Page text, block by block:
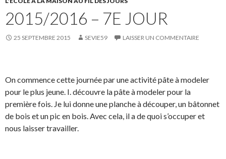
2015/2016 – 7E JOUR
25 SEPTEMBRE 2015 SEVIE59 LAISSER UN COMMENTAIRE
On commence cette journée par une activité pâte à modeler
pour le plus jeune. I. découvre la pâte à modeler pour la
première fois. Je lui donne une planche à découper, un bâtonnet
de bois et un pic en bois. Avec cela, il a de quoi s’occuper et
nous laisser travailler.